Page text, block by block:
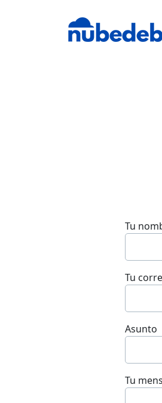
Tu
Tu
Asunto
Tu